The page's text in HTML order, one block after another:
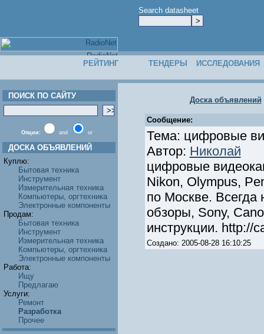
Search datasheet
РЕЙТИНГ ТЕНДЕРЫ ИССЛЕДОВАНИЯ
ПОИСК ПО САЙТУ
Опции: and or
ДОСКА ОБЪЯВЛЕНИЙ
Куплю:
Бытовая техника
Инструмент
Измерительная техника
Компьютеры, оргтехника
Электронные компоненты
Продам:
Бытовая техника
Инструмент
Измерительная техника
Компьютеры, оргтехника
Электронные компоненты
Работа:
Ищу
Предлагаю
Услуги:
Ремонт
Разработка
Прочее
Доска объявлений
Сообщение:
Тема: цифровые
Автор: Николай
цифровые
Nikon, Olympus,
по Москве. Всегда
обзоры, Sony,
инструкции. http://
Создано: 2005-08-28 16:10:25